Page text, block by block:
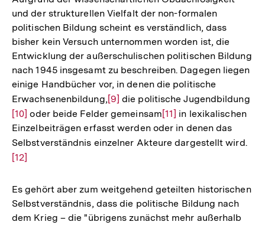
und der strukturellen Vielfalt der non-formalen
politischen Bildung scheint es verständlich, dass
bisher kein Versuch unternommen worden ist, die
Entwicklung der außerschulischen politischen Bildung
nach 1945 insgesamt zu beschreiben. Dagegen liegen
einige Handbücher vor, in denen die politische
Erwachsenenbildung,Zur
Auflösung
der
Fußnote
[9] die politische Jugendbildung
[10] oder beide Felder gemeinsamZur
Auflösung
der
[11] in lexikalischen
Einzelbeiträgen erfasst werden oder in denen das
Selbstverständnis einzelner Akteure dargestellt wird.
[12]
Es gehört aber zum weitgehend geteilten historischen
Selbstverständnis, dass die politische Bildung nach
dem Krieg – die "übrigens zunächst mehr außerhalb